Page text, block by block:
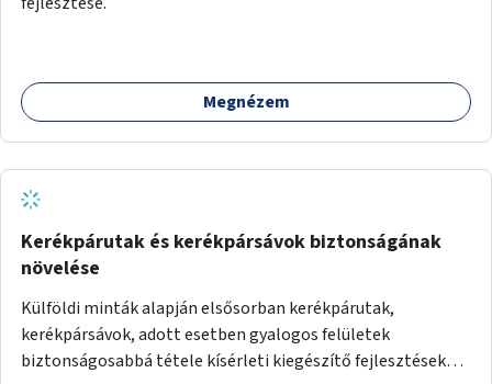
Megnézem
Kerékpárutak és kerékpársávok biztonságának
növelése
Külföldi minták alapján elsősorban kerékpárutak,
kerékpársávok, adott esetben gyalogos felületek
biztonságosabbá tétele kísérleti kiegészítő fejlesztésekkel